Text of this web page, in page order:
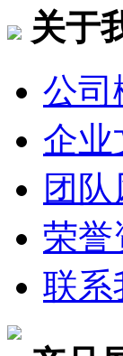
关于
公司
企业
团
荣誉
联系